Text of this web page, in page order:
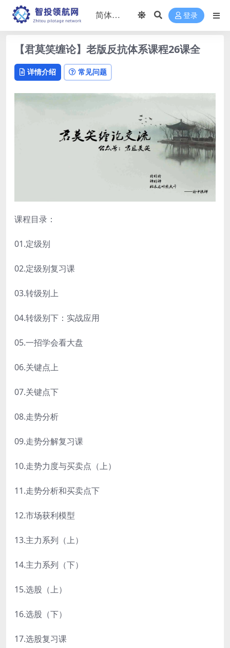
登录
【君莫笑缠论】老版反抗体系课程26课全
详情介绍 常见问题
课程目录：
01.定级别
02.定级别复习课
03.转级别上
04.转级别下：实战应用
05.一招学会看大盘
06.关键点上
07.关键点下
08.走势分析
09.走势分解复习课
10.走势力度与买卖点（上）
11.走势分析和买卖点下
12.市场获利模型
13.主力系列（上）
14.主力系列（下）
15.选股（上）
16.选股（下）
17.选股复习课